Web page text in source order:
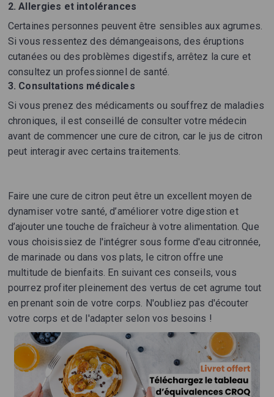
2. Allergies et intolérances
Certaines personnes peuvent être sensibles aux agrumes.
Si vous ressentez des démangeaisons, des éruptions
cutanées ou des problèmes digestifs, arrêtez la cure et
consultez un professionnel de santé.
3. Consultations médicales
Si vous prenez des médicaments ou souffrez de maladies
chroniques, il est conseillé de consulter votre médecin
avant de commencer une cure de citron, car le jus de citron
peut interagir avec certains traitements.
Faire une cure de citron peut être un excellent moyen de
dynamiser votre santé, d’améliorer votre digestion et
d’ajouter une touche de fraîcheur à votre alimentation. Que
vous choisissiez de l'intégrer sous forme d'eau citronnée,
de marinade ou dans vos plats, le citron offre une
multitude de bienfaits. En suivant ces conseils, vous
pourrez profiter pleinement des vertus de cet agrume tout
en prenant soin de votre corps. N'oubliez pas d'écouter
votre corps et de l'adapter selon vos besoins !